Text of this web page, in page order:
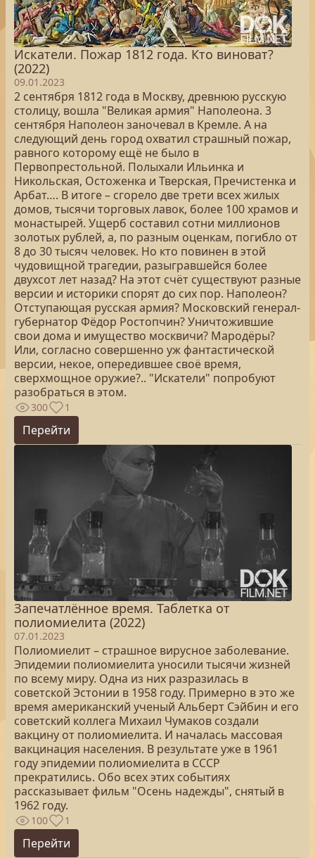
Искатели. Пожар 1812 года. Кто виноват?
(2022)
09.01.2023
2 сентября 1812 года в Москву, древнюю русскую
столицу, вошла "Великая армия" Наполеона. 3
сентября Наполеон заночевал в Кремле. А на
следующий день город охватил страшный пожар,
равного которому ещё не было в
Первопрестольной. Полыхали Ильинка и
Никольская, Остоженка и Тверская, Пречистенка и
Арбат…. В итоге – сгорело две трети всех жилых
домов, тысячи торговых лавок, более 100 храмов и
монастырей. Ущерб составил сотни миллионов
золотых рублей, а, по разным оценкам, погибло от
8 до 30 тысяч человек. Но кто повинен в этой
чудовищной трагедии, разыгравшейся более
двухсот лет назад? На этот счёт существуют разные
версии и историки спорят до сих пор. Наполеон?
Отступающая русская армия? Московский генерал-
губернатор Фёдор Ростопчин? Уничтожившие
свои дома и имущество москвичи? Мародёры?
Или, согласно совершенно уж фантастической
версии, некое, опередившее своё время,
сверхмощное оружие?.. "Искатели" попробуют
разобраться в этом.
300 1
Перейти
Запечатлённое время. Таблетка от
полиомиелита (2022)
07.01.2023
Полиомиелит – страшное вирусное заболевание.
Эпидемии полиомиелита уносили тысячи жизней
по всему миру. Одна из них разразилась в
советской Эстонии в 1958 году. Примерно в это же
время американский ученый Альберт Сэйбин и его
советский коллега Михаил Чумаков создали
вакцину от полиомиелита. И началась массовая
вакцинация населения. В результате уже в 1961
году эпидемии полиомиелита в СССР
прекратились. Обо всех этих событиях
рассказывает фильм "Осень надежды", снятый в
1962 году.
100 1
Перейти